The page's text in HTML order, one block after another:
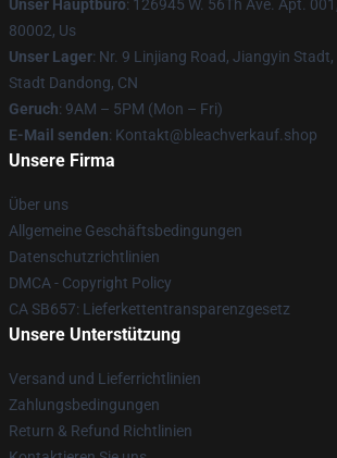
Unser Hauptbüro: 126945 W. 56Th Ave. Apt.
80002, Us
Unser Lager: Nr. 9 Linjiang Road, Jiangyin
Stadt Dandong, CN
Geruch: 9AM – 5PM (Mon – Fri)
E-Mail senden: Kontakt@bleachverkauf.shop
Unsere Firma
Über uns
Allgemeine Geschäftsbedingungen
Datenschutzrichtlinien
DMCA - Copyright Policy
CA SB657: Lieferkettentransparenzgesetz
Unsere Unterstützung
Versand und Lieferrichtlinien
Zahlungsbedingungen
Return & Refund Richtlinien